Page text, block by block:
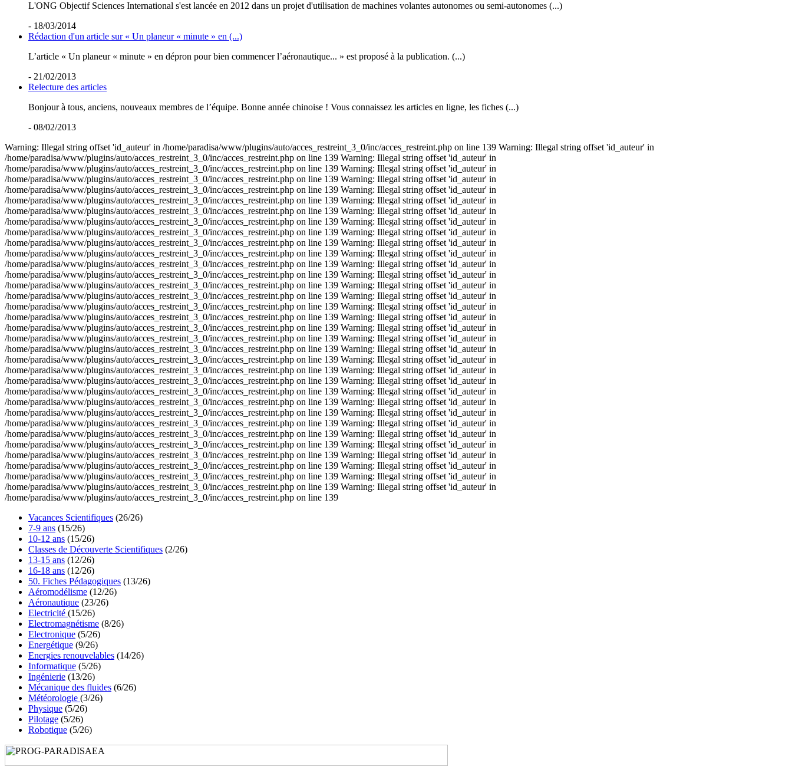
L'ONG Objectif Sciences International s'est lancée en 2012 dans un projet d'utilisation de machines volantes autonomes ou semi-autonomes (...)
- 18/03/2014
Rédaction d'un article sur « Un planeur « minute » en (...)
L’article « Un planeur « minute » en dépron pour bien commencer l’aéronautique... » est proposé à la publication. (...)
- 21/02/2013
Relecture des articles
Bonjour à tous, anciens, nouveaux membres de l’équipe. Bonne année chinoise ! Vous connaissez les articles en ligne, les fiches (...)
- 08/02/2013
Warning: Illegal string offset 'id_auteur' in /home/paradisa/www/plugins/auto/acces_restreint_3_0/inc/acces_restreint.php on line 139 Warning: Illegal string offset 'id_auteur' in
/home/paradisa/www/plugins/auto/acces_restreint_3_0/inc/acces_restreint.php on line 139 Warning: Illegal string offset 'id_auteur' in
/home/paradisa/www/plugins/auto/acces_restreint_3_0/inc/acces_restreint.php on line 139 Warning: Illegal string offset 'id_auteur' in
/home/paradisa/www/plugins/auto/acces_restreint_3_0/inc/acces_restreint.php on line 139 Warning: Illegal string offset 'id_auteur' in
/home/paradisa/www/plugins/auto/acces_restreint_3_0/inc/acces_restreint.php on line 139 Warning: Illegal string offset 'id_auteur' in
/home/paradisa/www/plugins/auto/acces_restreint_3_0/inc/acces_restreint.php on line 139 Warning: Illegal string offset 'id_auteur' in
/home/paradisa/www/plugins/auto/acces_restreint_3_0/inc/acces_restreint.php on line 139 Warning: Illegal string offset 'id_auteur' in
/home/paradisa/www/plugins/auto/acces_restreint_3_0/inc/acces_restreint.php on line 139 Warning: Illegal string offset 'id_auteur' in
/home/paradisa/www/plugins/auto/acces_restreint_3_0/inc/acces_restreint.php on line 139 Warning: Illegal string offset 'id_auteur' in
/home/paradisa/www/plugins/auto/acces_restreint_3_0/inc/acces_restreint.php on line 139 Warning: Illegal string offset 'id_auteur' in
/home/paradisa/www/plugins/auto/acces_restreint_3_0/inc/acces_restreint.php on line 139 Warning: Illegal string offset 'id_auteur' in
/home/paradisa/www/plugins/auto/acces_restreint_3_0/inc/acces_restreint.php on line 139 Warning: Illegal string offset 'id_auteur' in
/home/paradisa/www/plugins/auto/acces_restreint_3_0/inc/acces_restreint.php on line 139 Warning: Illegal string offset 'id_auteur' in
/home/paradisa/www/plugins/auto/acces_restreint_3_0/inc/acces_restreint.php on line 139 Warning: Illegal string offset 'id_auteur' in
/home/paradisa/www/plugins/auto/acces_restreint_3_0/inc/acces_restreint.php on line 139 Warning: Illegal string offset 'id_auteur' in
/home/paradisa/www/plugins/auto/acces_restreint_3_0/inc/acces_restreint.php on line 139 Warning: Illegal string offset 'id_auteur' in
/home/paradisa/www/plugins/auto/acces_restreint_3_0/inc/acces_restreint.php on line 139 Warning: Illegal string offset 'id_auteur' in
/home/paradisa/www/plugins/auto/acces_restreint_3_0/inc/acces_restreint.php on line 139 Warning: Illegal string offset 'id_auteur' in
/home/paradisa/www/plugins/auto/acces_restreint_3_0/inc/acces_restreint.php on line 139 Warning: Illegal string offset 'id_auteur' in
/home/paradisa/www/plugins/auto/acces_restreint_3_0/inc/acces_restreint.php on line 139 Warning: Illegal string offset 'id_auteur' in
/home/paradisa/www/plugins/auto/acces_restreint_3_0/inc/acces_restreint.php on line 139 Warning: Illegal string offset 'id_auteur' in
/home/paradisa/www/plugins/auto/acces_restreint_3_0/inc/acces_restreint.php on line 139 Warning: Illegal string offset 'id_auteur' in
/home/paradisa/www/plugins/auto/acces_restreint_3_0/inc/acces_restreint.php on line 139 Warning: Illegal string offset 'id_auteur' in
/home/paradisa/www/plugins/auto/acces_restreint_3_0/inc/acces_restreint.php on line 139 Warning: Illegal string offset 'id_auteur' in
/home/paradisa/www/plugins/auto/acces_restreint_3_0/inc/acces_restreint.php on line 139 Warning: Illegal string offset 'id_auteur' in
/home/paradisa/www/plugins/auto/acces_restreint_3_0/inc/acces_restreint.php on line 139 Warning: Illegal string offset 'id_auteur' in
/home/paradisa/www/plugins/auto/acces_restreint_3_0/inc/acces_restreint.php on line 139 Warning: Illegal string offset 'id_auteur' in
/home/paradisa/www/plugins/auto/acces_restreint_3_0/inc/acces_restreint.php on line 139 Warning: Illegal string offset 'id_auteur' in
/home/paradisa/www/plugins/auto/acces_restreint_3_0/inc/acces_restreint.php on line 139 Warning: Illegal string offset 'id_auteur' in
/home/paradisa/www/plugins/auto/acces_restreint_3_0/inc/acces_restreint.php on line 139 Warning: Illegal string offset 'id_auteur' in
/home/paradisa/www/plugins/auto/acces_restreint_3_0/inc/acces_restreint.php on line 139 Warning: Illegal string offset 'id_auteur' in
/home/paradisa/www/plugins/auto/acces_restreint_3_0/inc/acces_restreint.php on line 139 Warning: Illegal string offset 'id_auteur' in
/home/paradisa/www/plugins/auto/acces_restreint_3_0/inc/acces_restreint.php on line 139 Warning: Illegal string offset 'id_auteur' in
/home/paradisa/www/plugins/auto/acces_restreint_3_0/inc/acces_restreint.php on line 139
Vacances Scientifiques (26/26)
7-9 ans (15/26)
10-12 ans (15/26)
Classes de Découverte Scientifiques (2/26)
13-15 ans (12/26)
16-18 ans (12/26)
50. Fiches Pédagogiques (13/26)
Aéromodélisme (12/26)
Aéronautique (23/26)
Electricité (15/26)
Electromagnétisme (8/26)
Electronique (5/26)
Energétique (9/26)
Energies renouvelables (14/26)
Informatique (5/26)
Ingénierie (13/26)
Mécanique des fluides (6/26)
Météorologie (3/26)
Physique (5/26)
Pilotage (5/26)
Robotique (5/26)